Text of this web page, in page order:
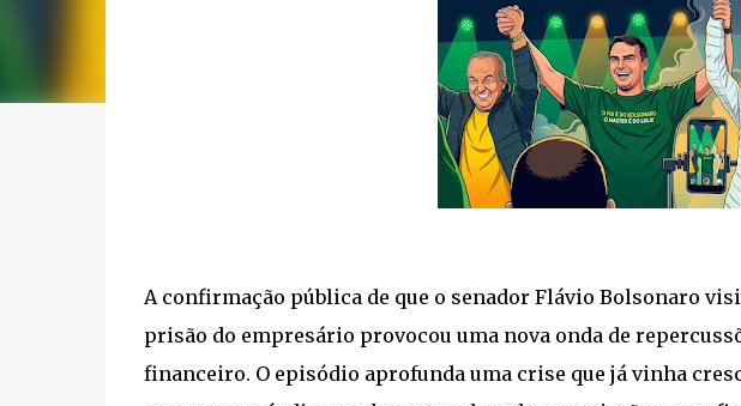
A confirmação pública de que o senador Flávio Bolsonaro
prisão do empresário provocou uma nova onda de
financeiro. O episódio aprofunda uma crise que já vinha